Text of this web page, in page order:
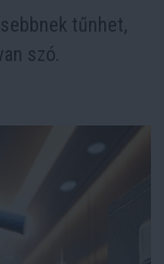
tűnhet,
szó.